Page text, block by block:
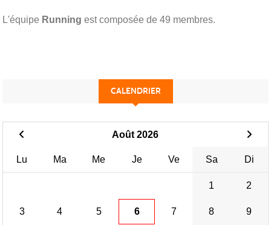
L'équipe Running est composée de 49 membres.
CALENDRIER
Août 2026
Lu Ma Me Je Ve Sa Di
1 2
3 4 5 6 7 8 9